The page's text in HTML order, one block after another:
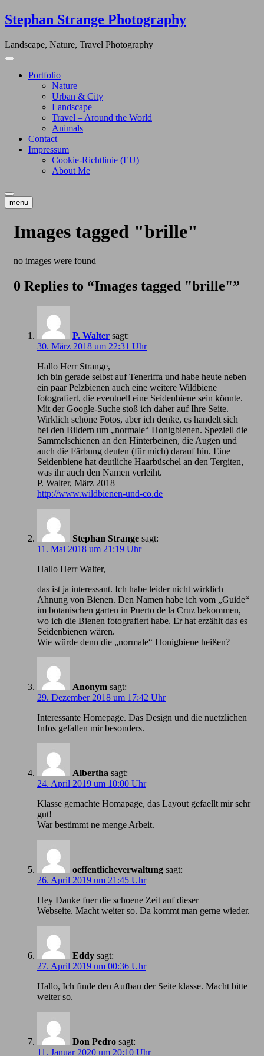
Skip
to
Stephan Strange Photography
Landscape, Nature, Travel Photography
Portfolio
Nature
Urban & City
Landscape
Travel – Around the World
Animals
Contact
Impressum
Cookie-Richtlinie (EU)
About Me
menu
Images tagged "brille"
no images were found
0 Replies to “Images tagged "brille"”
P. Walter sagt:
30. März 2018 um 22:31 Uhr
Hallo Herr Strange,
ich bin gerade selbst auf Teneriffa und habe heute neben
ein paar Pelzbienen auch eine weitere Wildbiene
fotografiert, die eventuell eine Seidenbiene sein könnte.
Mit der Google-Suche stoß ich daher auf Ihre Seite.
Wirklich schöne Fotos, aber ich denke, es handelt sich
bei den Bildern um „normale“ Honigbienen. Speziell die
Sammelschienen an den Hinterbeinen, die Augen und
auch die Färbung deuten (für mich) darauf hin. Eine
Seidenbiene hat deutliche Haarbüschel an den Tergiten,
was ihr auch den Namen verleiht.
P. Walter, März 2018
http://www.wildbienen-und-co.de
Stephan Strange sagt:
11. Mai 2018 um 21:19 Uhr
Hallo Herr Walter,
das ist ja interessant. Ich habe leider nicht wirklich
Ahnung von Bienen. Den Namen habe ich vom „Guide“
im botanischen garten in Puerto de la Cruz bekommen,
wo ich die Bienen fotografiert habe. Er hat erzählt das es
Seidenbienen wären.
Wie würde denn die „normale“ Honigbiene heißen?
Anonym sagt:
29. Dezember 2018 um 17:42 Uhr
Іnteressante Homepage. Das Design und die nuetzlichen
Infos gefallen mir besonders.
Albertha sagt:
24. April 2019 um 10:00 Uhr
Klasse gemachte Homapage, das Layout gefaellt mir sehr
gut!
War bestimmt ne menge Arbeit.
oeffentlicheverwaltung sagt:
26. April 2019 um 21:45 Uhr
Hey Danke fuer die schoene Zeit auf dieser
Webseite. Macht weiter so. Da kommt man gerne wieder.
Eddy sagt:
27. April 2019 um 00:36 Uhr
Hallo, Ich finde den Aufbau der Seite klasse. Macht bitte
weiter so.
Don Pedro sagt:
11. Januar 2020 um 20:10 Uhr